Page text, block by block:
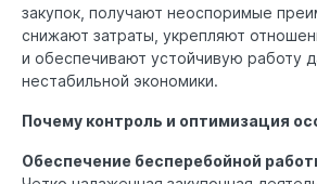
закупок, получают неоспоримые
снижают затраты, укрепляют
и обеспечивают устойчивую работу
нестабильной экономики.
Почему контроль и оптимизация
Обеспечение бесперебойной